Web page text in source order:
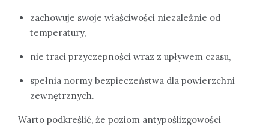
zachowuje swoje właściwości niezależnie od
temperatury,
nie traci przyczepności wraz z upływem czasu,
spełnia normy bezpieczeństwa dla powierzchni
zewnętrznych.
Warto podkreślić, że poziom antypoślizgowości